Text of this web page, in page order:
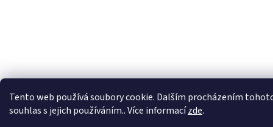
Tento web používá soubory cookie. Dalším procházením
souhlas s jejich používáním.. Více informacízde.